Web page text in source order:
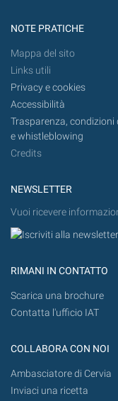
NOTE PRATICHE
Mappa del sito
Links utili
Privacy e cookies
Accessibilità
Trasparenza, condizioni
e whistleblowing
Credits
NEWSLETTER
Vuoi ricevere
RIMANI IN CONTATTO
Scarica una brochure
Contatta l'ufficio IAT
COLLABORA CON NOI
Ambasciatore di Cervia
Inviaci una ricetta